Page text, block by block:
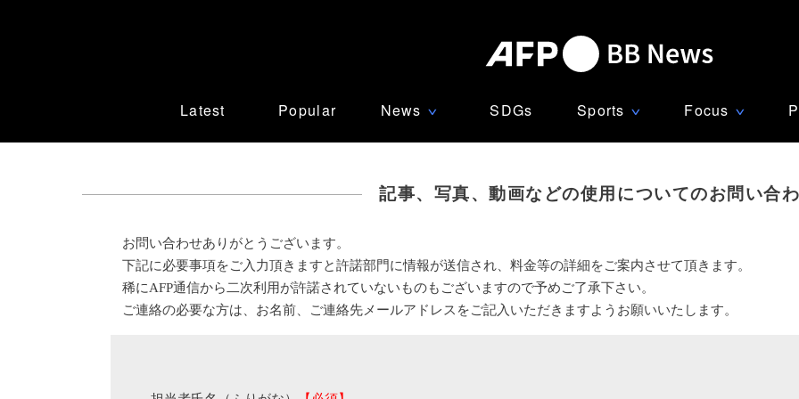
Latest Popular News ∨ SDGs Sports ∨ Focus ∨
記事、写真、動画などの使用についてのお問い合
お問い合わせありがとうございます。
下記に必要事項をご入力頂きますと許諾部門に情報が送信され、料金等の詳細をご案内させて頂きます。
稀にAFP通信から二次利用が許諾されていないものもございますので予めご了承下さい。
ご連絡の必要な方は、お名前、ご連絡先メールアドレスをご記入いただきますようお願いいたします。